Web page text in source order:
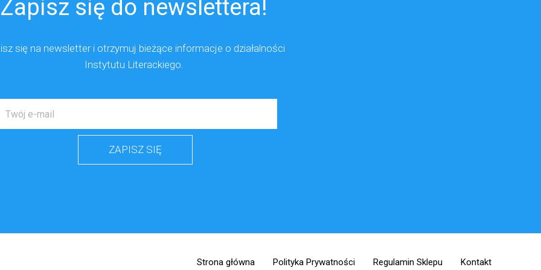
Zapisz się do newslettera!
się na newsletter i otrzymuj bieżące informacje o działalności
Instytutu Literackiego.
ZAPISZ SIĘ
Strona główna Polityka Prywatności Regulamin Sklepu Kontakt